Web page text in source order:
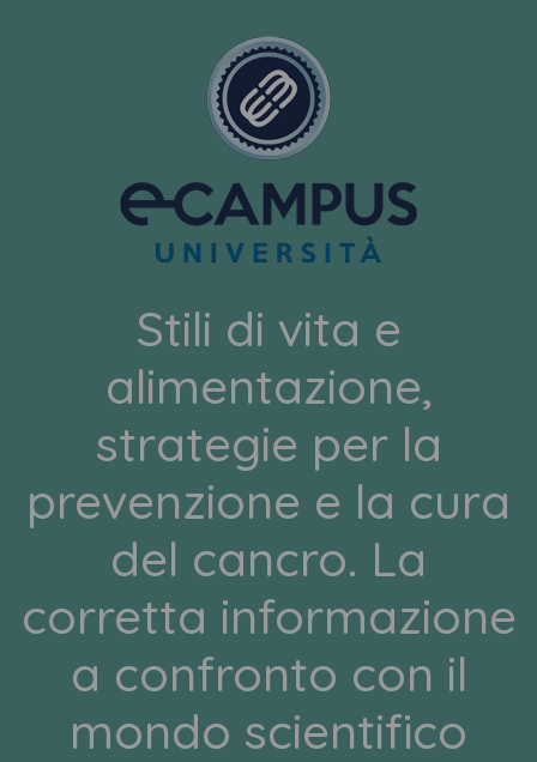
Stili di vita e
alimentazione,
strategie per la
prevenzione e la cura
del cancro. La
corretta informazione
a confronto con il
mondo scientifico